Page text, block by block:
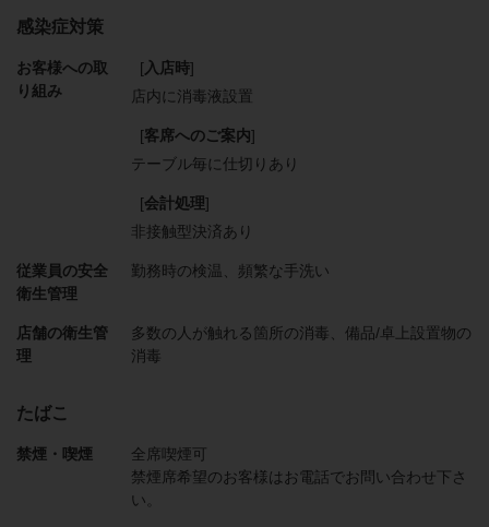
感染症対策
お客様への取
り組み
[入店時]
店内に消毒液設置
[客席へのご案内]
テーブル毎に仕切りあり
[会計処理]
非接触型決済あり
従業員の安全
衛生管理
勤務時の検温 頻繁な手洗い
店舗の衛生管
理
多数の人が触れる箇所の消毒
備品/卓上設置物の
消毒
たばこ
禁煙・喫煙
全席喫煙可
禁煙席希望のお客様はお電話でお問い合わせ下さ
い。